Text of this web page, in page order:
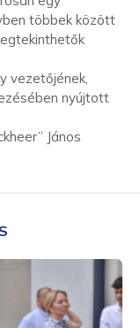
többek között
vezetőjének,
nyújtott
János